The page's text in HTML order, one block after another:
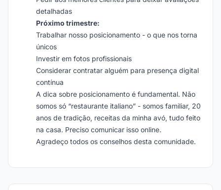
detalhadas
Próximo trimestre:
Trabalhar nosso posicionamento - o que nos torna
únicos
Investir em fotos profissionais
Considerar contratar alguém para presença digital
contínua
A dica sobre posicionamento é fundamental. Não
somos só “restaurante italiano” - somos familiar, 20
anos de tradição, receitas da minha avó, tudo feito
na casa. Preciso comunicar isso online.
Agradeço todos os conselhos desta comunidade.